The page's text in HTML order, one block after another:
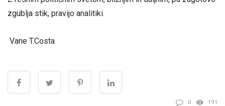
zgublja stik, pravijo analitiki.
Vane T.Costa
0 191